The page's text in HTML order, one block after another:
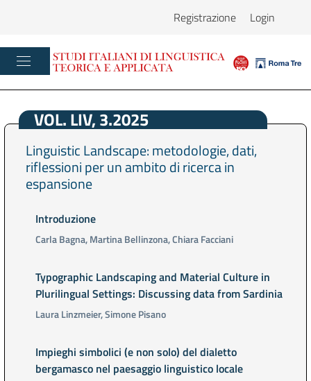
Registrazione Login
VOL. LIV, 3.2025
Linguistic Landscape: metodologie, dati,
riflessioni per un ambito di ricerca in
espansione
Introduzione
Carla Bagna, Martina Bellinzona, Chiara Facciani
Typographic Landscaping and Material Culture in
Plurilingual Settings: Discussing data from Sardinia
Laura Linzmeier, Simone Pisano
Impieghi simbolici (e non solo) del dialetto
bergamasco nel paesaggio linguistico locale